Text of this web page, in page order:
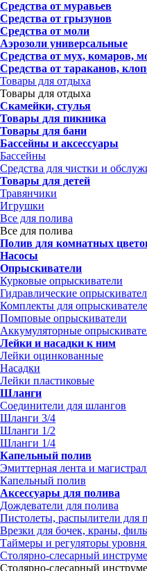
Средства от муравьев
Средства от грызунов
Средства от моли
Аэрозоли универсальные
Средства от мух, комаров,
Средства от тараканов,
Товары для отдыха
Товары для отдыха
Скамейки, стулья
Товары для пикника
Товары для бани
Бассейны и аксессуары
Бассейны
Средства для чистки и
Товары для детей
Травянчики
Игрушки
Все для полива
Все для полива
Полив для комнатных
Насосы
Опрыскиватели
Курковые опрыскиватели
Гидравлические
Комплекты для
Помповые опрыскиватели
Аккумуляторные
Лейки и насадки к ним
Лейки оцинкованные
Насадки
Лейки пластиковые
Шланги
Соединители для шлангов
Шланги 3/4
Шланги 1/2
Шланги 1/4
Капельный полив
Эмиттерная лента и
Капельный полив
Аксессуары для полива
Дождеватели для полива
Пистолеты, распылители для
Врезки для бочек, краны,
Таймеры и регуляторы
Столярно-слесарный
Столярно-слесарный